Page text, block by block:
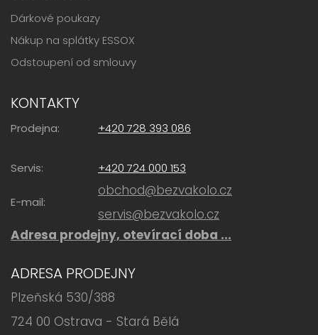
Dárkové poukazy
Nákup na splátky ESSOX
Odstoupení od smlouvy
KONTAKTY
Prodejna: +420 728 393 086
Servis: +420 724 000 153
E-mail:
obchod@bezvakolo.cz
servis@bezvakolo.cz
Adresa prodejny, otevírací doba ...
ADRESA PRODEJNY
Plzeňská 530/388
724 00 Ostrava - Stará Bělá